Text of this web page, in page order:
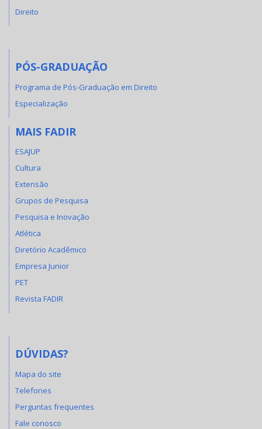
Direito
PÓS-GRADUAÇÃO
Programa de Pós-Graduação em Direito
Especialização
MAIS FADIR
ESAJUP
Cultura
Extensão
Grupos de Pesquisa
Pesquisa e Inovação
Atlética
Diretório Acadêmico
Empresa Junior
PET
Revista FADIR
DÚVIDAS?
Mapa do site
Telefones
Perguntas frequentes
Fale conosco